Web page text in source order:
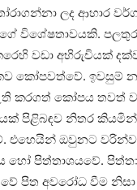
ලද ආහාර
විශේෂතාවයකි.
වඩා අභිරුචියක්‌
කෝපවත්වේ. ඉවසුම්
කරගත් කෝපය තවත්
පිළිබඳව නිතර කියමින්
ඔවුනට වරින්වර
හෝ පිත්තාශයවේ.
පිත අවරෝධ වීම